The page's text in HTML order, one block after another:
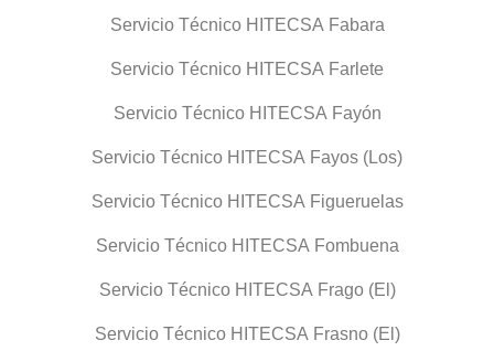
Servicio Técnico HITECSA Fabara
Servicio Técnico HITECSA Farlete
Servicio Técnico HITECSA Fayón
Servicio Técnico HITECSA Fayos (Los)
Servicio Técnico HITECSA Figueruelas
Servicio Técnico HITECSA Fombuena
Servicio Técnico HITECSA Frago (El)
Servicio Técnico HITECSA Frasno (El)